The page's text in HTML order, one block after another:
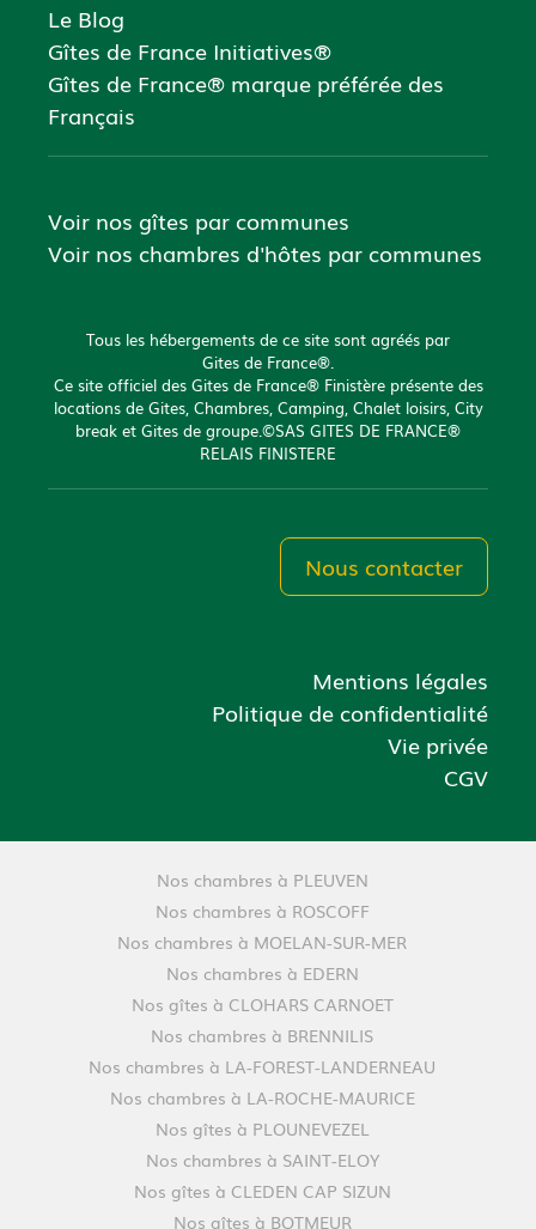
Le Blog
Gîtes de France Initiatives®
Gîtes de France® marque préférée des
Français
Voir nos gîtes par communes
Voir nos chambres d'hôtes par communes
Tous les hébergements de ce site sont agréés par
Gites de France®.
Ce site officiel des Gites de France® Finistère présente des
locations de Gites, Chambres, Camping, Chalet loisirs, City
break et Gites de groupe.©SAS GITES DE FRANCE®
RELAIS FINISTERE
Nous contacter
Mentions légales
Politique de confidentialité
Vie privée
CGV
Nos chambres à PLEUVEN
Nos chambres à ROSCOFF
Nos chambres à MOELAN-SUR-MER
Nos chambres à EDERN
Nos gîtes à CLOHARS CARNOET
Nos chambres à BRENNILIS
Nos chambres à LA-FOREST-LANDERNEAU
Nos chambres à LA-ROCHE-MAURICE
Nos gîtes à PLOUNEVEZEL
Nos chambres à SAINT-ELOY
Nos gîtes à CLEDEN CAP SIZUN
Nos gîtes à BOTMEUR